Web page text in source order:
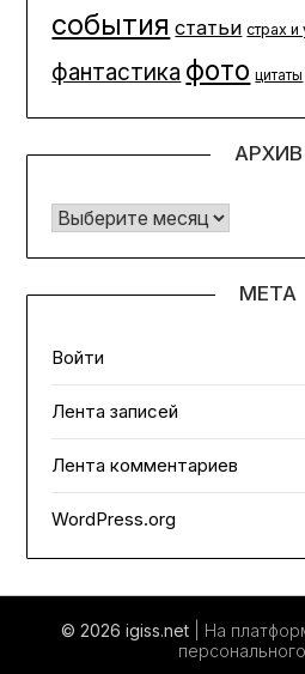
события статьи страх
фантастика фото цитаты
АРХИВ
Архив
МЕТА
Войти
Лента записей
Лента комментариев
WordPress.org
© 2026 igiss.net | На